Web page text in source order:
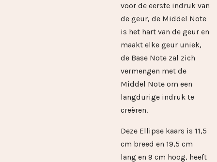
voor de eerste indruk van
de geur, de Middel Note
is het hart van de geur en
maakt elke geur uniek,
de Base Note zal zich
vermengen met de
Middel Note om een
langdurige indruk te
creëren.
Deze Ellipse kaars is 11,5
cm breed en 19,5 cm
lang en 9 cm hoog, heeft